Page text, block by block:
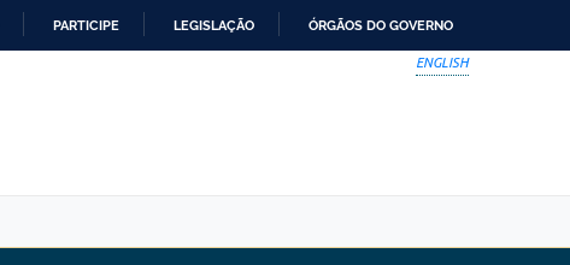
PARTICIPE LEGISLAÇÃO ÓRGÃOS DO GOVERNO
ENGLISH